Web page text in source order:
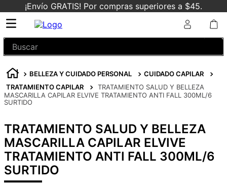
¡Envío GRATIS! Por compras superiores a $45.
Buscar
BELLEZA Y CUIDADO PERSONAL
CUIDADO CAPILAR
TRATAMIENTO CAPILAR
TRATAMIENTO SALUD Y BELLEZA
MASCARILLA CAPILAR ELVIVE TRATAMIENTO ANTI FALL 300ML/6
SURTIDO
TRATAMIENTO SALUD Y BELLEZA
MASCARILLA CAPILAR ELVIVE
TRATAMIENTO ANTI FALL 300ML/6
SURTIDO